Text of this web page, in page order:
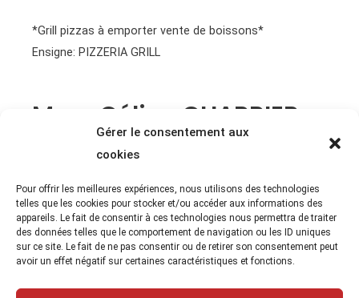
Gérer le consentement aux
cookies
Pour offrir les meilleures expériences, nous utilisons des technologies
telles que les cookies pour stocker et/ou accéder aux informations des
appareils. Le fait de consentir à ces technologies nous permettra de traiter
des données telles que le comportement de navigation ou les ID uniques
sur ce site. Le fait de ne pas consentir ou de retirer son consentement peut
avoir un effet négatif sur certaines caractéristiques et fonctions.
*Grill pizzas à emporter vente de boissons*
Ensigne: PIZZERIA GRILL
Mme Céline CHARRIER
Brève Description
Site web https://archi-eco-logique.fr
Téléphone 06 08 47 77 53